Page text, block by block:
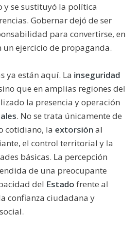
y se sustituyó la política
Gobernar dejó de ser
para convertirse, en
un ejercicio de propaganda.
ya están aquí. La inseguridad
que en amplias regiones del
la presencia y operación
. No se trata únicamente de
cotidiano, la extorsión al
el control territorial y la
básicas. La percepción
de una preocupante
del Estado frente al
confianza ciudadana y